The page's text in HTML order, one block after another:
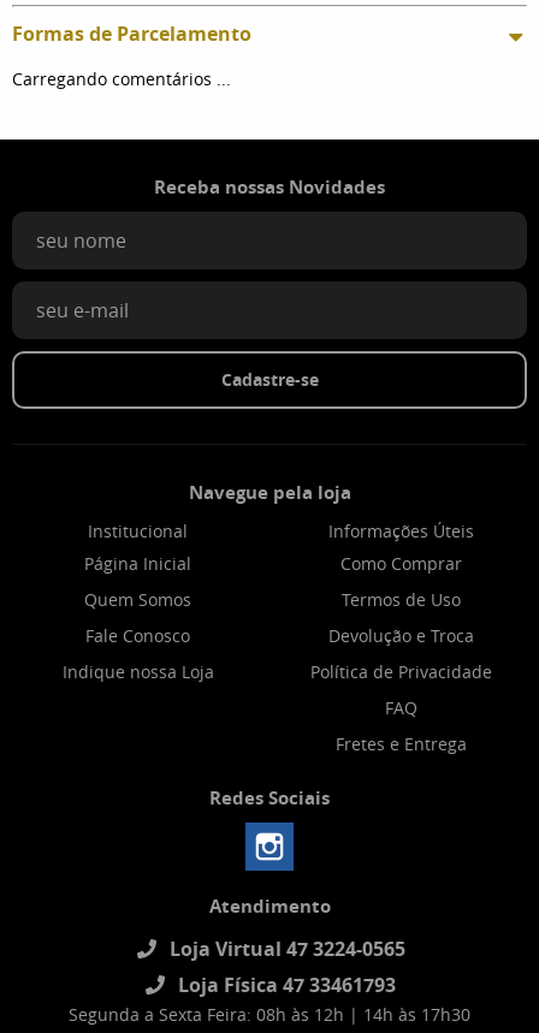
Formas de Parcelamento
Carregando comentários ...
Receba nossas Novidades
Cadastre-se
Navegue pela loja
Institucional
Página Inicial
Quem Somos
Fale Conosco
Indique nossa Loja
Informações Úteis
Como Comprar
Termos de Uso
Devolução e Troca
Política de Privacidade
FAQ
Fretes e Entrega
Redes Sociais
Atendimento
Loja Virtual 47 3224-0565
Loja Física 47 33461793
Segunda a Sexta Feira: 08h às 12h | 14h às 17h30